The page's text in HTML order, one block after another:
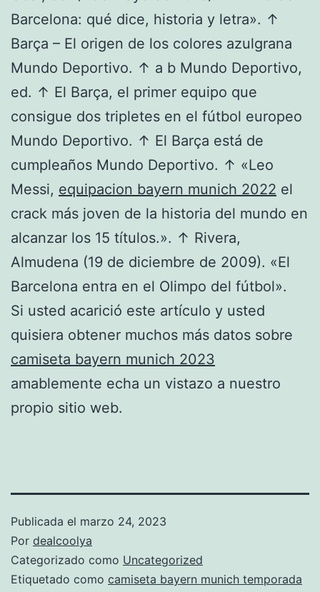
Barcelona: qué dice, historia y letra». ↑
Barça – El origen de los colores azulgrana
Mundo Deportivo. ↑ a b Mundo Deportivo,
ed. ↑ El Barça, el primer equipo que
consigue dos tripletes en el fútbol europeo
Mundo Deportivo. ↑ El Barça está de
cumpleaños Mundo Deportivo. ↑ «Leo
Messi, equipacion bayern munich 2022 el
crack más joven de la historia del mundo en
alcanzar los 15 títulos.». ↑ Rivera,
Almudena (19 de diciembre de 2009). «El
Barcelona entra en el Olimpo del fútbol».
Si usted acarició este artículo y usted
quisiera obtener muchos más datos sobre
camiseta bayern munich 2023
amablemente echa un vistazo a nuestro
propio sitio web.
Publicada el marzo 24, 2023
Por dealcoolya
Categorizado como Uncategorized
Etiquetado como camiseta bayern munich temporada